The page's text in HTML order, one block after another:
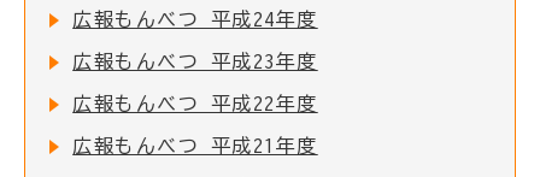
広報もんべつ 平成24年度
広報もんべつ 平成23年度
広報もんべつ 平成22年度
広報もんべつ 平成21年度